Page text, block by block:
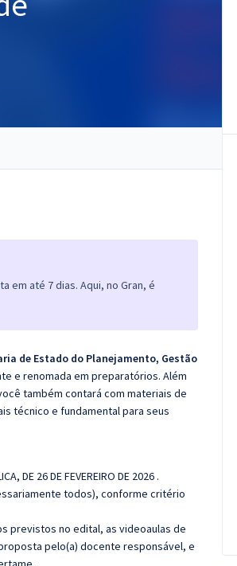
em até 7 dias. Aqui, no Gran, é
de Estado do Planejamento, Gestão
e renomada em preparatórios. Além
também contará com materiais de
técnico e fundamental para seus
DE 26 DE FEVEREIRO DE 2026 .
todos), conforme critério
previstos no edital, as videoaulas de
pelo(a) docente responsável, e